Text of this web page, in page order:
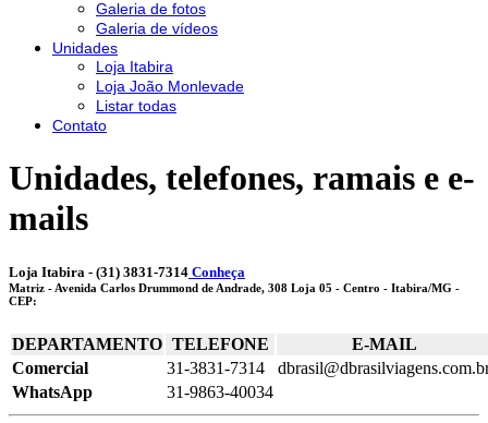
Galeria de fotos
Galeria de vídeos
Unidades
Loja Itabira
Loja João Monlevade
Listar todas
Contato
Unidades, telefones, ramais e e-
mails
Loja Itabira - (31) 3831-7314 Conheça
Matriz - Avenida Carlos Drummond de Andrade, 308 Loja 05 - Centro - Itabira/MG -
CEP:
DEPARTAMENTO TELEFONE
E-MAIL
Comercial
31-3831-7314
WhatsApp
31-9863-40034